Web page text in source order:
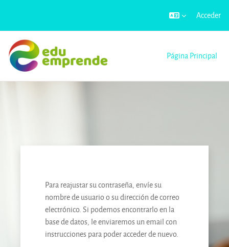
Acceder
Página Principal
Para reajustar su contraseña, envíe su
nombre de usuario o su dirección de correo
electrónico. Si podemos encontrarlo en la
base de datos, le enviaremos un email con
instrucciones para poder acceder de nuevo.